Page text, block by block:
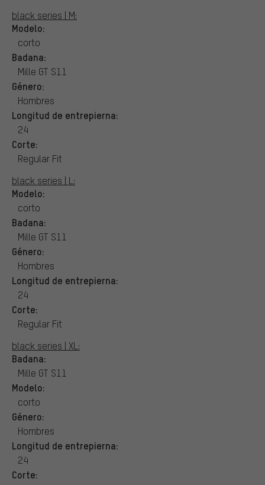
black series | M:
Modelo:
corto
Badana:
Mille GT S11
Género:
Hombres
Longitud de entrepierna:
24
Corte:
Regular Fit
black series | L:
Modelo:
corto
Badana:
Mille GT S11
Género:
Hombres
Longitud de entrepierna:
24
Corte:
Regular Fit
black series | XL:
Badana:
Mille GT S11
Modelo:
corto
Género:
Hombres
Longitud de entrepierna:
24
Corte: